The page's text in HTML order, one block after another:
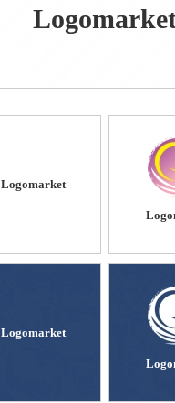
Logomarket
Logomarket